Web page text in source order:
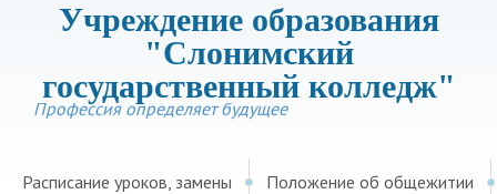
Учреждение образования
"Слонимский
государственный колледж"
Профессия определяет будущее
Расписание уроков, замены Положение об общежитии